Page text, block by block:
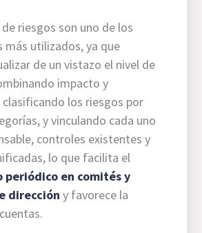
riesgos son uno de los
utilizados, ya que
de un vistazo el nivel de
impacto y
los riesgos por
y vinculando cada uno
controles existentes y
lo que facilita el
periódico en comités y
dirección y favorece la